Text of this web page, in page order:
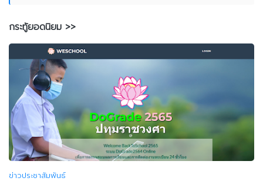
กระทู้ยอดนิยม >>
ข่าวประชาสัมพันธ์